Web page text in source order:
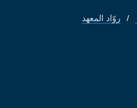
روّاد المعهد
TheThe
The Washington
The Washington Institute on